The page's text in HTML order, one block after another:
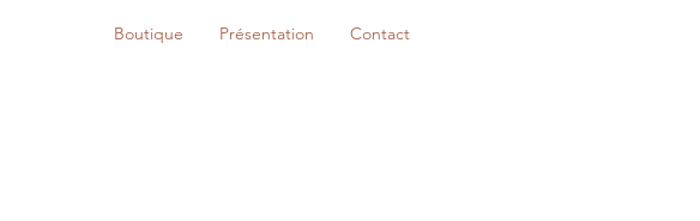
Boutique Présentation Contact